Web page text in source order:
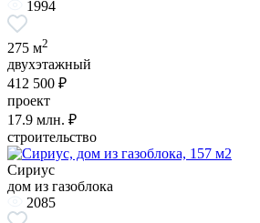
1994
275 м2
двухэтажный
412 500 ₽
проект
17.9 млн. ₽
строительство
Сириус
дом из газоблока
2085